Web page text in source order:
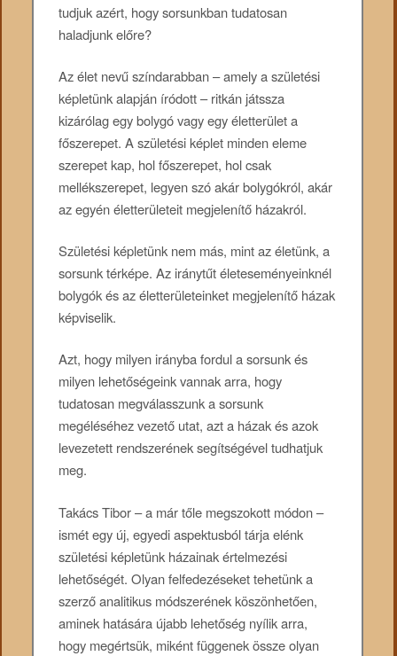
tudjuk azért, hogy sorsunkban tudatosan
haladjunk előre?
Az élet nevű színdarabban – amely a születési
képletünk alapján íródott – ritkán játssza
kizárólag egy bolygó vagy egy életterület a
főszerepet. A születési képlet minden eleme
szerepet kap, hol főszerepet, hol csak
mellékszerepet, legyen szó akár bolygókról, akár
az egyén életterületeit megjelenítő házakról.
Születési képletünk nem más, mint az életünk, a
sorsunk térképe. Az iránytűt életeseményeinknél
bolygók és az életterületeinket megjelenítő házak
képviselik.
Azt, hogy milyen irányba fordul a sorsunk és
milyen lehetőségeink vannak arra, hogy
tudatosan megválasszunk a sorsunk
megéléséhez vezető utat, azt a házak és azok
levezetett rendszerének segítségével tudhatjuk
meg.
Takács Tibor – a már tőle megszokott módon –
ismét egy új, egyedi aspektusból tárja elénk
születési képletünk házainak értelmezési
lehetőségét. Olyan felfedezéseket tehetünk a
szerző analitikus módszerének köszönhetően,
aminek hatására újabb lehetőség nyílik arra,
hogy megértsük, miként függenek össze olyan